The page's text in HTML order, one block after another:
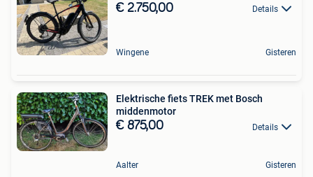
€ 2.750,00 Details
Wingene Gisteren
Elektrische fiets TREK met Bosch
middenmotor
€ 875,00 Details
Aalter Gisteren